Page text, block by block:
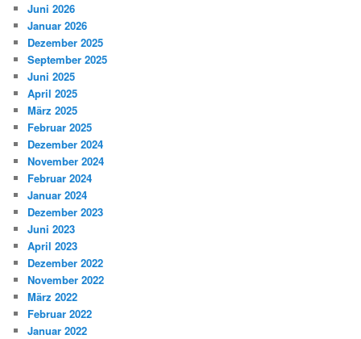
Juni 2026
Januar 2026
Dezember 2025
September 2025
Juni 2025
April 2025
März 2025
Februar 2025
Dezember 2024
November 2024
Februar 2024
Januar 2024
Dezember 2023
Juni 2023
April 2023
Dezember 2022
November 2022
März 2022
Februar 2022
Januar 2022